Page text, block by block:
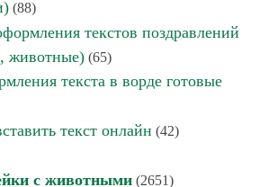
(88)
текстов поздравлений
животные) (65)
текста в ворде готовые
текст онлайн (42)
с животными (2651)